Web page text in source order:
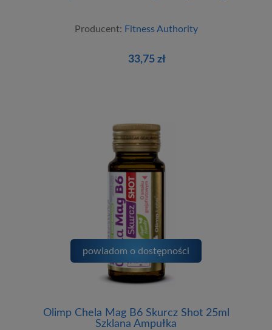
Producent: Fitness Authority
33,75 zł
Olimp Chela Mag B6 Skurcz Shot 25ml
Szklana Ampułka
powiadom o dostępności